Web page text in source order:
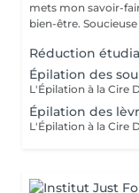
mets mon savoir-
bien-être. Soucieuse
Réduction
Épilation des
Épilation des